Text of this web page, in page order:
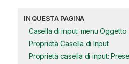
IN QUESTA PAGINA
Casella di input: menu Oggetto
Proprietà Casella di Input
Proprietà casella di input: